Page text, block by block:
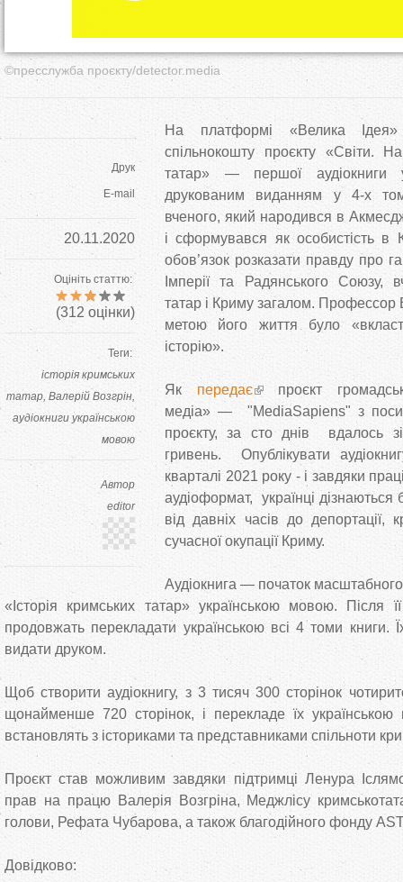
©пресслужба проєкту/detector.media
Друк
E-mail
20.11.2020
Оцініть статтю:
(312 оцінки)
Теги:
історія кримських
татар Валерій Возгрін
аудіокниги українською
мовою
Автор
editor
На платформі «Велика Ідея»
спільнокошту проєкту «Світи.
татар» — першої аудіокниги
друкованим виданням у 4-х
вченого, який народився в
і сформувався як особистість
обов’язок розказати правду про
Імперії та Радянського Союзу,
татар і Криму загалом.
метою його життя було
історію».
Як передає
проєкт
медіа» — "MediaSapiens" з
проєкту, за сто днів вдалось
гривень. Опублікувати
кварталі 2021 року - і завдяки
аудіоформат, українці дізнаються
від давніх часів до депортації,
сучасної окупації Криму.
Аудіокнига — початок
«Історія кримських татар» українською мовою. Після
продовжать перекладати українською всі 4 томи книги.
видати друком.
Щоб створити аудіокнигу, з 3 тисяч 300 сторінок
щонайменше 720 сторінок, і перекладе їх українською
встановлять з істориками та представниками спільноти
Проєкт став можливим завдяки підтримці Ленура
прав на працю Валерія Возгріна, Меджлісу
голови, Рефата Чубарова, а також благодійного фонду
Довідково: